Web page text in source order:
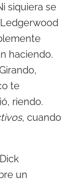
siquiera se
haciendo.
te
riendo.
, cuando
un